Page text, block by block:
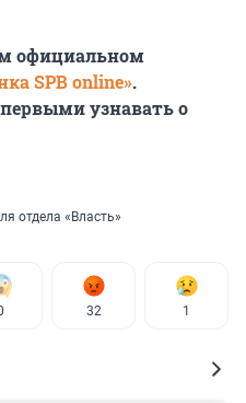
официальном
SPB online».
узнавать о
отдела «Власть»
32 1